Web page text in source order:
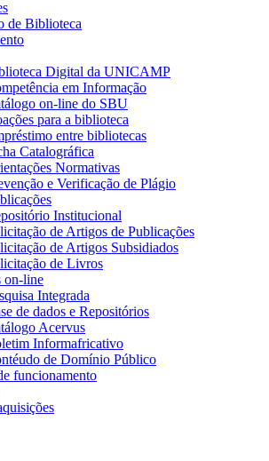
de Biblioteca
Digital da UNICAMP
em Informação
on-line do SBU
para a biblioteca
entre bibliotecas
Catalográfica
Normativas
e Verificação de Plágio
Institucional
de Artigos de Publicações
de Artigos Subsidiados
de Livros
on-line
Integrada
de dados e Repositórios
Acervus
Informafricativo
de Domínio Público
funcionamento